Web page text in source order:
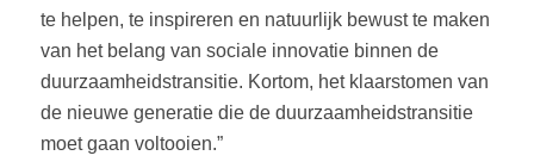
te helpen, te inspireren en natuurlijk bewust te maken
van het belang van sociale innovatie binnen de
duurzaamheidstransitie. Kortom, het klaarstomen van
de nieuwe generatie die de duurzaamheidstransitie
moet gaan voltooien.”